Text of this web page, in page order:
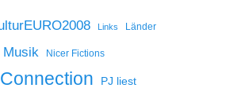
Links Länder
Musik Nicer Fictions
PJ liest